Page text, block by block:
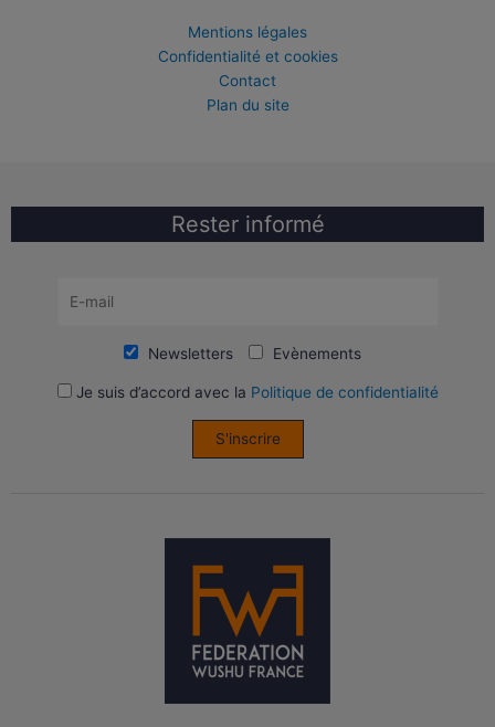
Mentions légales
Confidentialité et cookies
Contact
Plan du site
Rester informé
Newsletters Evènements
Je suis d’accord avec la Politique de confidentialité
S'inscrire